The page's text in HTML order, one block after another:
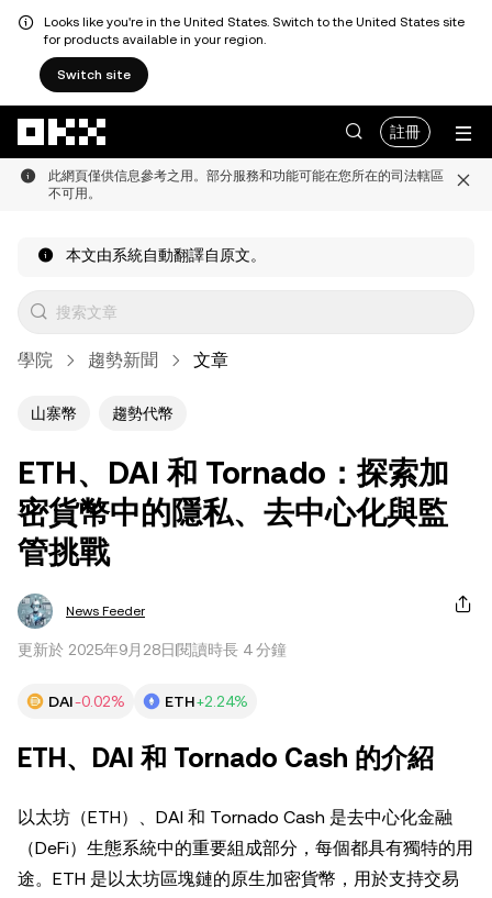
Looks like you're in the United States. Switch to the United States site
for products available in your region.
Switch site
註冊
此網頁僅供信息參考之用。部分服務和功能可能在您所在的司法轄區
不可用。
本文由系統自動翻譯自原文。
學院 趨勢新聞 文章
山寨幣 趨勢代幣
ETH、DAI 和 Tornado：探索加
密貨幣中的隱私、去中心化與監
管挑戰
News Feeder
更新於 2025年9月28日 閱讀時長 4 分鐘
DAI-0.02% ETH+2.24%
ETH、DAI 和 Tornado Cash 的介紹
以太坊（ETH）、DAI 和 Tornado Cash 是去中心化金融
（DeFi）生態系統中的重要組成部分，每個都具有獨特的用
途。ETH 是以太坊區塊鏈的原生加密貨幣，用於支持交易